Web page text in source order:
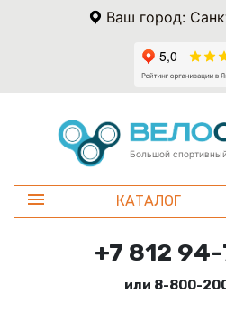
Ваш город:
Большой
КАТАЛОГ
+7 812
или 8-800-